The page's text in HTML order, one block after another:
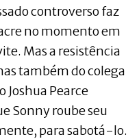
controverso faz
no momento em
Mas a resistência
também do colega
Joshua Pearce
Sonny roube seu
para sabotá-lo.